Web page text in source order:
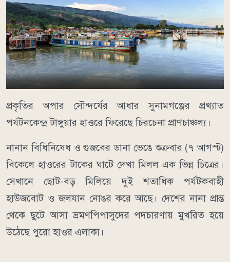
​প্রকৃতির অপার সৌন্দর্যের আধার সুনামগঞ্জের প্রখ্যাত
পর্যটনকেন্দ্র টাঙ্গুয়ার হাওরে ফিরেছে চিরচেনা প্রাণচাঞ্চল্য।
নানান বিধিনিষেধ ও গুজবের ডানা ভেঙে শুক্রবার (৭ আগস্ট)
বিকেলে হাওরের টাকের ঘাটে দেখা মিলল এক ভিন্ন চিত্রের।
সেখানে ছোট-বড় মিলিয়ে দুই শতাধিক পর্যটকবাহী
হাউজবোট ও জলযান নোঙর করে আছে। দেশের নানা প্রান্ত
থেকে ছুটে আসা ভ্রমণপিপাসুদের পদচারণায় মুখরিত হয়ে
উঠেছে পুরো হাওর এলাকা।